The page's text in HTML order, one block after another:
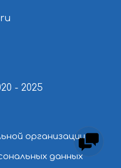
- 2025
организации
данных